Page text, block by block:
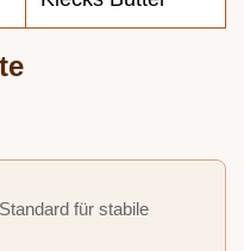
Standard für stabile